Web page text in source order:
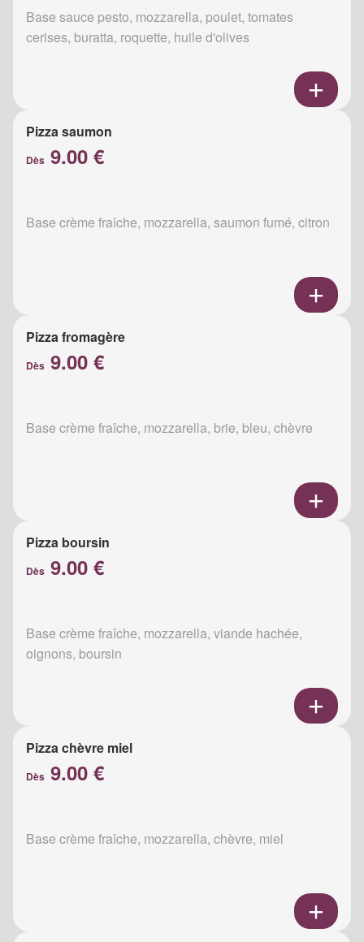
Base sauce pesto, mozzarella, poulet, tomates
cerises, buratta, roquette, huile d'olives
Pizza saumon
Dès 9.00 €
Base crème fraîche, mozzarella, saumon fumé, citron
Pizza fromagère
Dès 9.00 €
Base crème fraîche, mozzarella, brie, bleu, chèvre
Pizza boursin
Dès 9.00 €
Base crème fraîche, mozzarella, viande hachée,
oignons, boursin
Pizza chèvre miel
Dès 9.00 €
Base crème fraîche, mozzarella, chèvre, miel